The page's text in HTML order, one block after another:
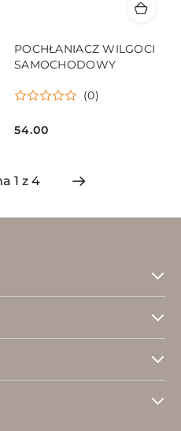
POCHŁANIACZ WILGOCI
SAMOCHODOWY
(0)
Cena:
54.00